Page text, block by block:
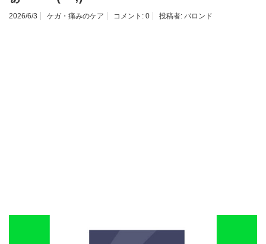
2026/6/3 ケガ・痛みのケア コメント: 0 投稿者: バロンド